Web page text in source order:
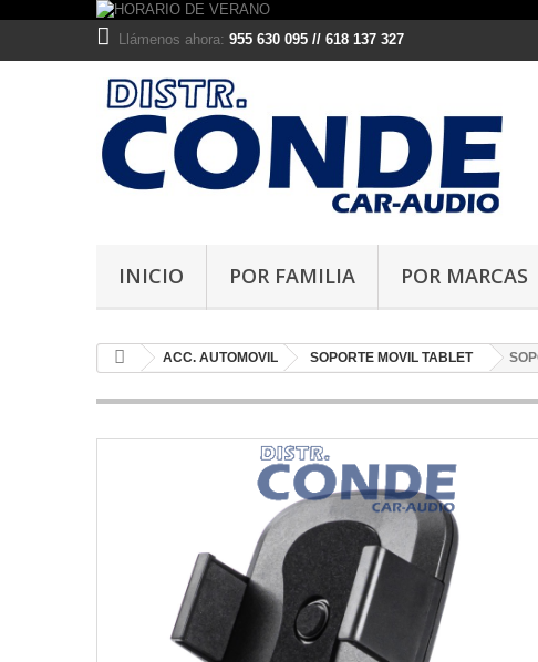
Llámenos ahora: 955 630 095 // 618 137 327
INICIO POR FAMILIA POR MARCAS
ACC. AUTOMOVIL SOPORTE MOVIL TABLET